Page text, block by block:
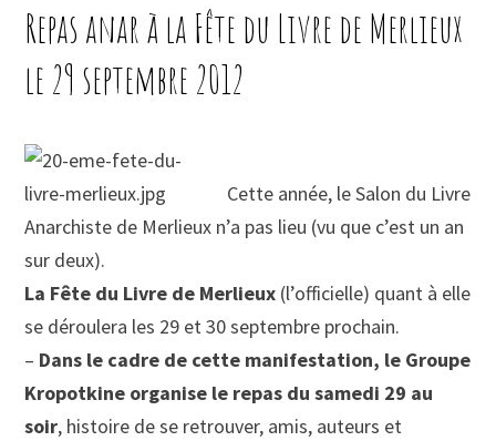
Repas anar à la Fête du Livre de Merlieux
le 29 septembre 2012
Cette année, le Salon du Livre
Anarchiste de Merlieux n’a pas lieu (vu que c’est un an
sur deux).
La Fête du Livre de Merlieux (l’officielle) quant à elle
se déroulera les 29 et 30 septembre prochain.
– Dans le cadre de cette manifestation, le Groupe
Kropotkine organise le repas du samedi 29 au
soir, histoire de se retrouver, amis, auteurs et